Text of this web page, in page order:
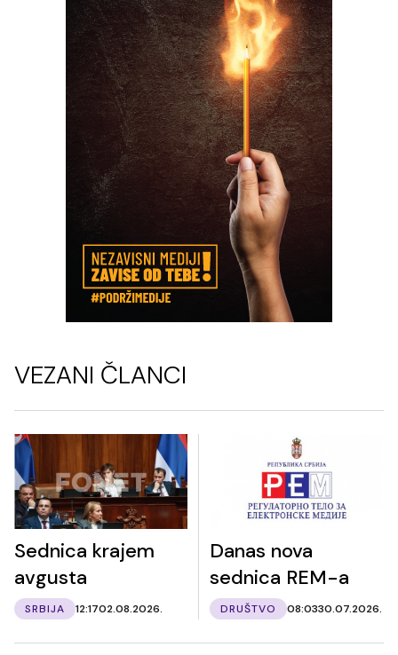
VEZANI ČLANCI
Sednica krajem
avgusta
SRBIJA 12:1702.08.2026.
Danas nova
sednica REM-a
DRUŠTVO 08:0330.07.2026.